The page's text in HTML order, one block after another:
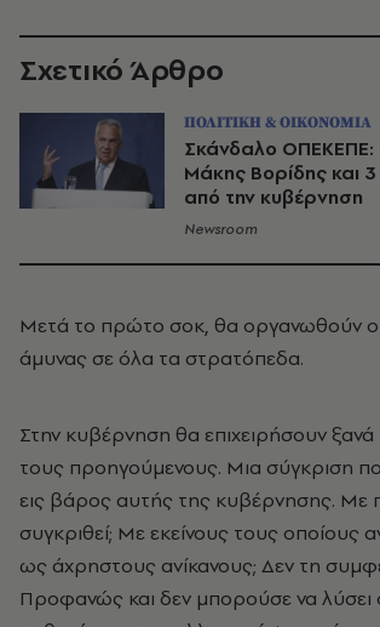
Σχετικό Άρθρο
ΠΟΛΙΤΙΚΗ & ΟΙΚΟΝΟΜΙΑ
Σκάνδαλο ΟΠΕΚΕΠΕ:
Μάκης Βορίδης και
από την κυβέρνηση
Newsroom
Μετά το πρώτο σοκ, θα οργανωθούν
άμυνας σε όλα τα στρατόπεδα.
Στην κυβέρνηση θα επιχειρήσουν
τους προηγούμενους. Μια σύγκριση
εις βάρος αυτής της κυβέρνησης. Με
συγκριθεί; Με εκείνους τους οποίους
ως άχρηστους ανίκανους; Δεν τη
Προφανώς και δεν μπορούσε να λύσει